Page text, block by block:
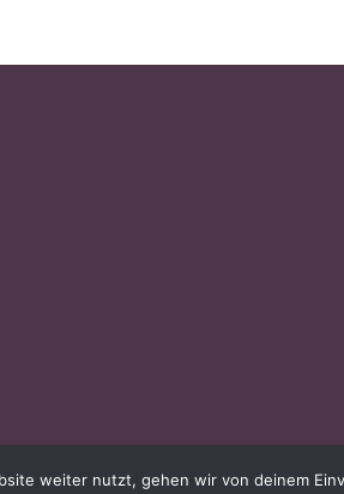
weiter nutzt, gehen wir von deinem